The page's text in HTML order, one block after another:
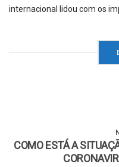
internacional lidou com os
COMO ESTÁ A